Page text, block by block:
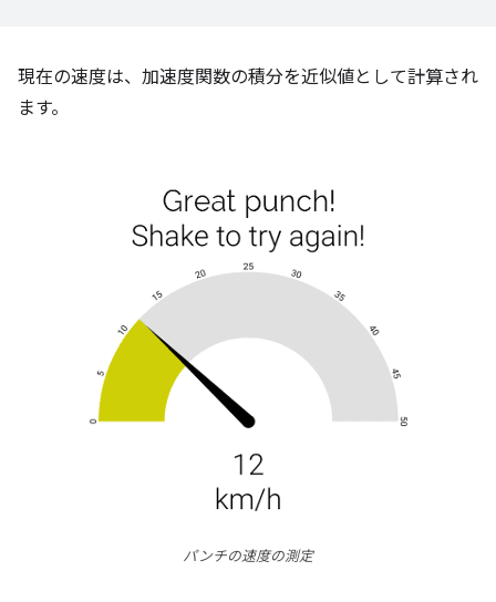
現在の速度は、加速度関数の積分を近似値として計算され
ます。
パンチの速度の測定